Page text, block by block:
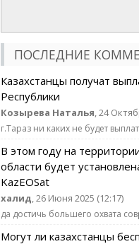
ПОСЛЕДНИЕ
Казахстанцы получат
Республики
Козырева Наталья, 24
г.Тараз ни каких не будет
В этом году на
области будет
KazEOSat
халид, 26 Июня 2025 (12:17)
да достичь большего охвата
Могут ли казахстанцы